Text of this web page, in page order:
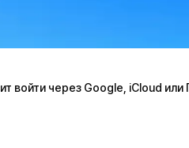
войти через Google, iCloud или